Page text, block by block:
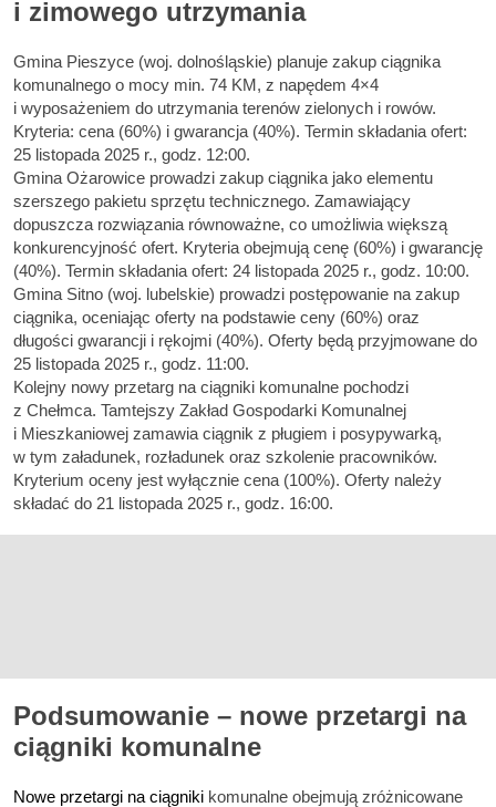
i zimowego utrzymania
Gmina Pieszyce (woj. dolnośląskie) planuje zakup ciągnika
komunalnego o mocy min. 74 KM, z napędem 4×4
i wyposażeniem do utrzymania terenów zielonych i rowów.
Kryteria: cena (60%) i gwarancja (40%). Termin składania ofert:
25 listopada 2025 r., godz. 12:00.
Gmina Ożarowice prowadzi zakup ciągnika jako elementu
szerszego pakietu sprzętu technicznego. Zamawiający
dopuszcza rozwiązania równoważne, co umożliwia większą
konkurencyjność ofert. Kryteria obejmują cenę (60%) i gwarancję
(40%). Termin składania ofert: 24 listopada 2025 r., godz. 10:00.
Gmina Sitno (woj. lubelskie) prowadzi postępowanie na zakup
ciągnika, oceniając oferty na podstawie ceny (60%) oraz
długości gwarancji i rękojmi (40%). Oferty będą przyjmowane do
25 listopada 2025 r., godz. 11:00.
Kolejny nowy przetarg na ciągniki komunalne pochodzi
z Chełmca. Tamtejszy Zakład Gospodarki Komunalnej
i Mieszkaniowej zamawia ciągnik z pługiem i posypywarką,
w tym załadunek, rozładunek oraz szkolenie pracowników.
Kryterium oceny jest wyłącznie cena (100%). Oferty należy
składać do 21 listopada 2025 r., godz. 16:00.
Podsumowanie – nowe przetargi na
ciągniki komunalne
Nowe przetargi na ciągniki komunalne obejmują zróżnicowane